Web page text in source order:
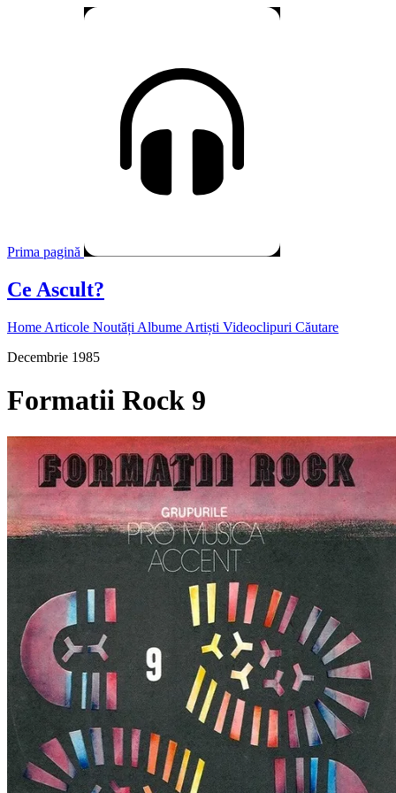
Prima pagină
Ce Ascult?
Home Articole Noutăți Albume Artiști Videoclipuri Căutare
Decembrie 1985
Formatii Rock 9
Pagina externă
PM
Pro Musica
A Accent
Pagina externă
Pagina externă Pagina externă
Pagina
externă
Pagina externă